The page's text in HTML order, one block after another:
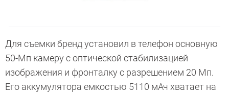
Для съемки бренд установил в телефон основную
50-Мп камеру с оптической стабилизацией
изображения и фронталку с разрешением 20 Мп.
Его аккумулятора емкостью 5110 мАч хватает на